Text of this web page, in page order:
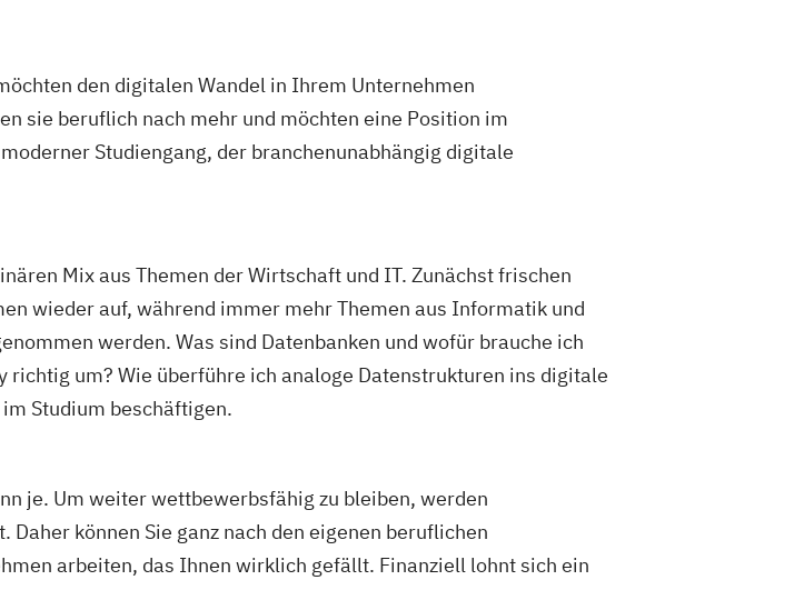
den digitalen Wandel in Ihrem Unternehmen
sie beruflich nach mehr und möchten eine Position im
Studiengang, der branchenunabhängig digitale
Mix aus Themen der Wirtschaft und IT. Zunächst frischen
wieder auf, während immer mehr Themen aus Informatik und
werden. Was sind Datenbanken und wofür brauche ich
richtig um? Wie überführe ich analoge Datenstrukturen ins digitale
Studium beschäftigen.
je. Um weiter wettbewerbsfähig zu bleiben, werden
können Sie ganz nach den eigenen beruflichen
arbeiten, das Ihnen wirklich gefällt. Finanziell lohnt sich ein